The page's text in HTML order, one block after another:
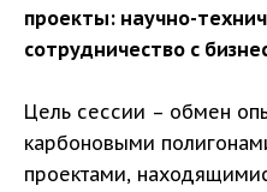
проекты: научно-
сотрудничество с
Цель сессии – обмен
карбоновыми
проектами,